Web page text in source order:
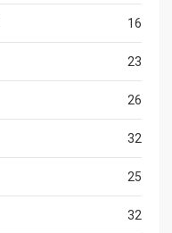
16
23
26
32
25
32